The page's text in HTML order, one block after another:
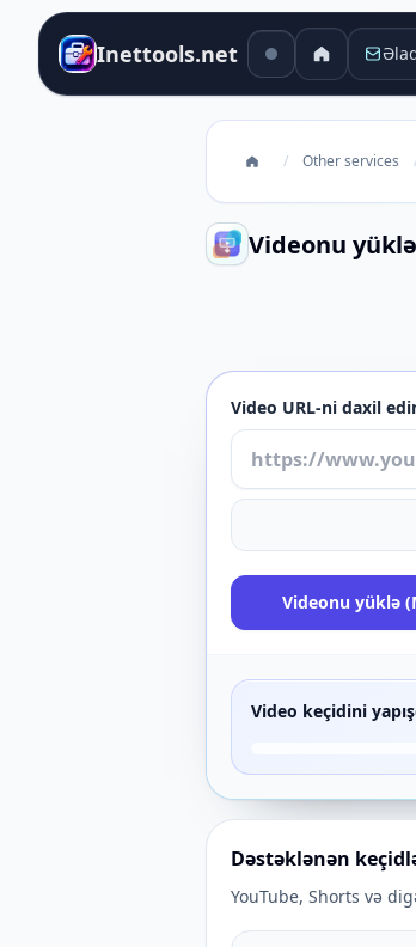
Inettools.net
/ Other services
Videonu yüklə
Video URL-ni daxil
Videonu yüklə
Video keçidini
Dəstəklənən
YouTube, Shorts və